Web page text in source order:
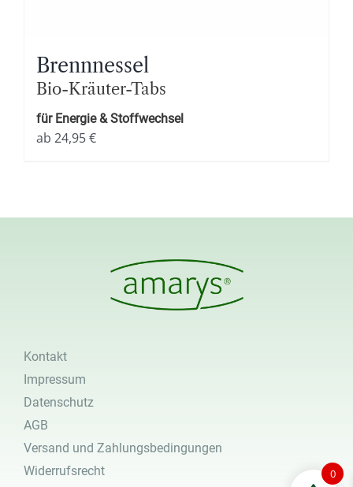
Brennnessel
Bio-Kräuter-Tabs
für Energie & Stoffwechsel
ab 24,95€
Kontakt
Impressum
Datenschutz
AGB
Versand und Zahlungsbedingungen
Widerrufsrecht
0